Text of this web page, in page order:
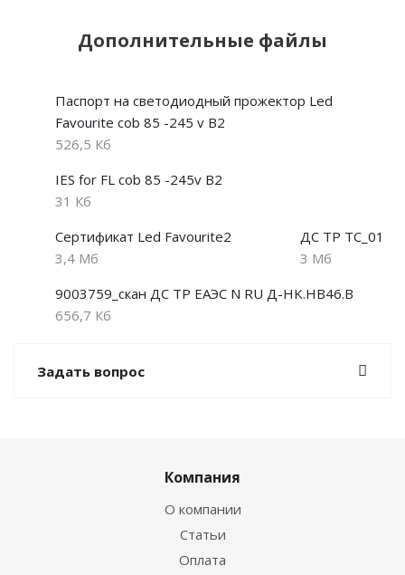
Дополнительные файлы
Паспорт на светодиодный прожектор Led
Favourite cob 85 -245 v В2
526,5 Кб
IES for FL cob 85 -245v В2
31 Кб
Сертификат Led Favourite2
3,4 Мб
ДС ТР ТС_01
3 Мб
9003759_скан ДС ТР ЕАЭС N RU Д-HK.НВ46.В
656,7 Кб
Задать вопрос
Компания
О компании
Статьи
Оплата